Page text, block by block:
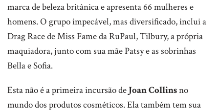
marca de beleza britânica e apresenta 66 mulheres e
homens. O grupo impecável, mas diversificado, inclui a
Drag Race de Miss Fame da RuPaul, Tilbury, a própria
maquiadora, junto com sua mãe Patsy e as sobrinhas
Bella e Sofia.
Esta não é a primeira incursão deJoan Collinsno
mundo dos produtos cosméticos. Ela também tem sua